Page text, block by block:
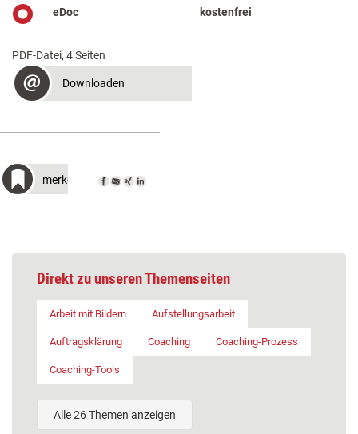
eDoc kostenfrei
PDF-Datei, 4 Seiten
Downloaden
merken
Direkt zu unseren Themenseiten
Arbeit mit Bildern Aufstellungsarbeit
Auftragsklärung Coaching Coaching-Prozess
Coaching-Tools
Alle 26 Themen anzeigen